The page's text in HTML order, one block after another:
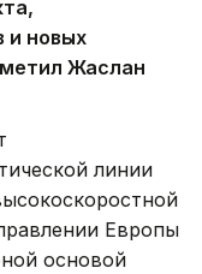
и новых
Жаслан
линии
Европы
основой